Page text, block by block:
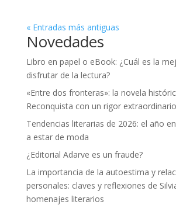
« Entradas más antiguas
Novedades
Libro en papel o eBook: ¿Cuál es la
disfrutar de la lectura?
«Entre dos fronteras»: la novela
Reconquista con un rigor extraordinario
Tendencias literarias de 2026: el año
a estar de moda
¿Editorial Adarve es un fraude?
La importancia de la autoestima y
personales: claves y reflexiones de
homenajes literarios